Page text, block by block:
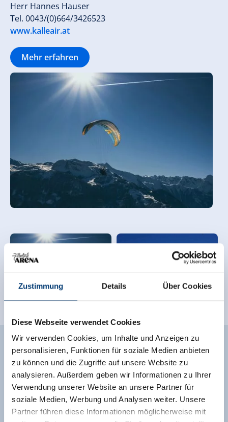
Zustimmung Details Über Cookies
Diese Webseite verwendet Cookies
Wir verwenden Cookies, um Inhalte und Anzeigen zu
personalisieren, Funktionen für soziale Medien anbieten
zu können und die Zugriffe auf unsere Website zu
analysieren. Außerdem geben wir Informationen zu Ihrer
Verwendung unserer Website an unsere Partner für
soziale Medien, Werbung und Analysen weiter. Unsere
Partner führen diese Informationen möglicherweise mit
Herr Hannes Hauser
Tel. 0043/(0)664/3426523
www.kalleair.at
Mehr erfahren
BUCHE JETZT DEINE
AUSZEIT IN DER ZILLERTAL